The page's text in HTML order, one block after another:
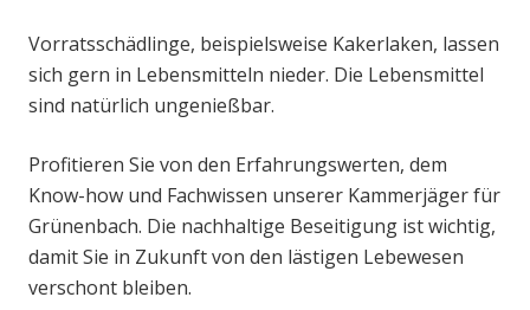
Vorratsschädlinge, beispielsweise Kakerlaken, lassen
sich gern in Lebensmitteln nieder. Die Lebensmittel
sind natürlich ungenießbar.
Profitieren Sie von den Erfahrungswerten, dem
Know-how und Fachwissen unserer Kammerjäger für
Grünenbach. Die nachhaltige Beseitigung ist wichtig,
damit Sie in Zukunft von den lästigen Lebewesen
verschont bleiben.